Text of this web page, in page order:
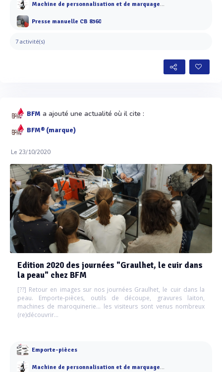
Machine de personnalisation et de marquage à chaud
Presse manuelle CB 8360
7 activité(s)
BFM a ajouté une actualité où il cite :
BFM® (marque)
Le 23/10/2020
Edition 2020 des journées "Graulhet, le cuir dans
la peau" chez BFM
[??] Retour en images sur nos journées Graulhet, le cuir dans la
peau. Emporte-pièces, outils de découpe, gravures laiton,
machines de maroquinerie... les visiteurs sont venus nombreux
(re)découvrir...
Emporte-pièces
Machine de personnalisation et de marquage à chaud